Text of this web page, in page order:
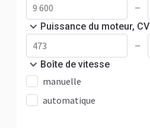
TGA 35.440
TGA 41.430
TGA 41.440
TGA 41.480
—
Puissance du moteur, CV
—
Boîte de vitesse
manuelle
automatique